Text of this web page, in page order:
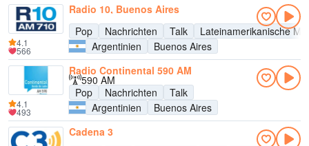
Radio 10, Buenos Aires
Pop
Nachrichten Talk
Lateinamerikanische
Argentinien
Buenos Aires
4.1
566
Radio Continental 590 AM
590 AM
Pop
Nachrichten
Talk
Argentinien
Buenos Aires
4.1
493
Cadena 3